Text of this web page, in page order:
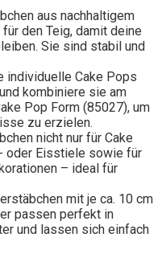
aus nachhaltigem
den Teig, damit deine
Sie sind stabil und
individuelle Cake Pops
kombiniere sie am
Pop Form (85027), um
zu erzielen.
nicht nur für Cake
oder Eisstiele sowie für
– ideal für
mit je ca. 10 cm
passen perfekt in
und lassen sich einfach